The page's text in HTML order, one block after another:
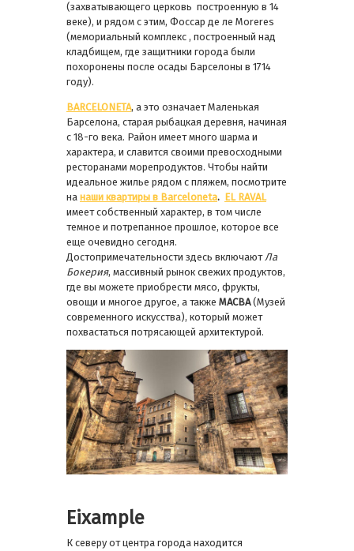
(захватывающего церковь построенную в 14
веке), и рядом с этим, Фоссар де ле Moreres
(мемориальный комплекс , построенный над
кладбищем, где защитники города были
похоронены после осады Барселоны в 1714
году).
BARCELONETA, а это означает Маленькая
Барселона, старая рыбацкая деревня, начиная
с 18-го века. Район имеет много шарма и
характера, и славится своими превосходными
ресторанами морепродуктов. Чтобы найти
идеальное жилье рядом с пляжем, посмотрите
на наши квартиры в Barceloneta. EL RAVAL
имеет собственный характер, в том числе
темное и потрепанное прошлое, которое все
еще очевидно сегодня.
Достопримечательности здесь включаютЛа
Бокерия, массивный рынок свежих продуктов,
где вы можете приобрести мясо, фрукты,
овощи и многое другое, а также MACBA(Музей
современного искусства), который может
похвастаться потрясающей архитектурой.
Eixample
К северу от центра города находится